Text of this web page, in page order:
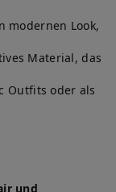
modernen Look,
Material, das
Outfits oder als
und